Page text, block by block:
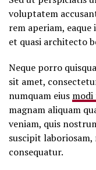
voluptatem
rem aperiam,
et quasi architecto
Neque porro
sit amet,
numquam eius
magnam aliquam
veniam, quis
suscipit
consequatur.